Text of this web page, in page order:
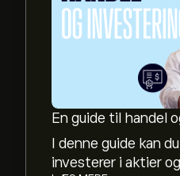
En guide til handel
I denne guide kan
investerer i aktier